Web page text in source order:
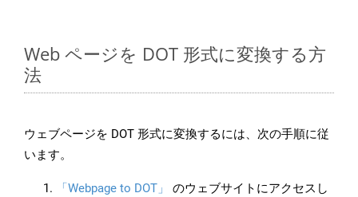
Web ページを DOT 形式に変換する方
法
ウェブページを DOT 形式に変換するには、次の手順に従
います。
「Webpage to DOT」
のウェブサイトにアクセスし